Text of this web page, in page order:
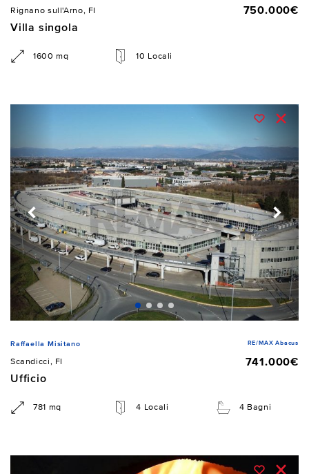
Rignano sull'Arno, FI
750.000€
Villa singola
1600 mq 10 Locali
Raffaella Misitano RE/MAX Abacus
Scandicci, FI
741.000€
Ufficio
781 mq 4 Locali 4 Bagni